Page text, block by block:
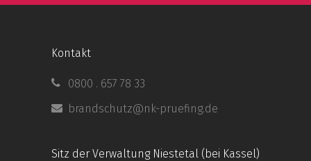
Kontakt
0800 . 657 78 33
brandschutz@nk-pruefing.de
Sitz der Verwaltung Niestetal (bei Kassel)